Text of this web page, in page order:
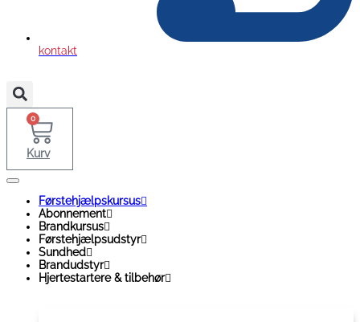
kontakt
0
Kurv
Førstehjælpskursus
Abonnement
Brandkursus
Førstehjælpsudstyr
Sundhed
Brandudstyr
Hjertestartere & tilbehør